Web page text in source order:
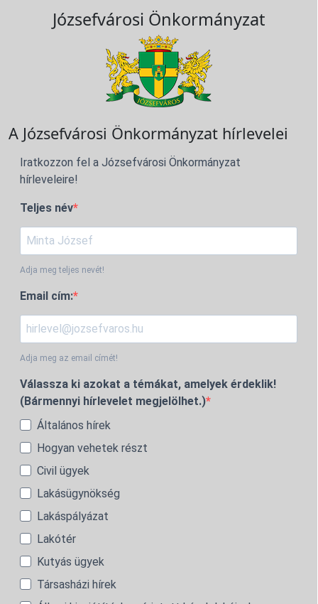
Józsefvárosi Önkormányzat
A Józsefvárosi Önkormányzat hírlevelei
Iratkozzon fel a Józsefvárosi Önkormányzat
hírleveleire!
Teljes név
Adja meg teljes nevét!
Email cím:
Adja meg az email címét!
Válassza ki azokat a témákat, amelyek érdeklik!
(Bármennyi hírlevelet megjelölhet.)
Általános hírek
Hogyan vehetek részt
Civil ügyek
Lakásügynökség
Lakáspályázat
Lakótér
Kutyás ügyek
Társasházi hírek